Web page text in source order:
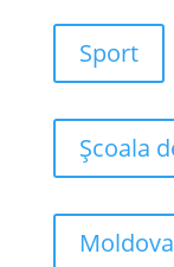
Sport
Școala